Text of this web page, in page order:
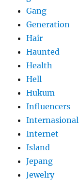
Gang
Generation
Hair
Haunted
Health
Hell
Hukum
Influencers
Internasional
Internet
Island
Jepang
Jewelry